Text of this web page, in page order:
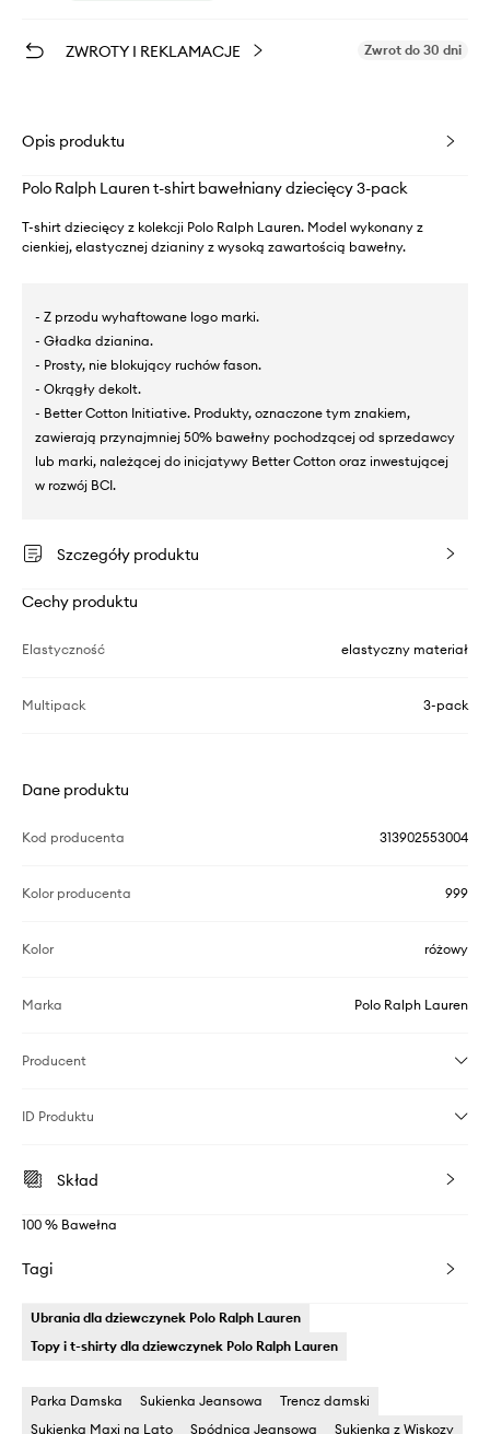
ZWROTY I REKLAMACJE Zwrot do 30 dni
Opis produktu
Polo Ralph Lauren t-shirt bawełniany dziecięcy 3-pack
T-shirt dziecięcy z kolekcji Polo Ralph Lauren. Model wykonany z
cienkiej, elastycznej dzianiny z wysoką zawartością bawełny.
- Z przodu wyhaftowane logo marki.
- Gładka dzianina.
- Prosty, nie blokujący ruchów fason.
- Okrągły dekolt.
- Better Cotton Initiative. Produkty, oznaczone tym znakiem,
zawierają przynajmniej 50% bawełny pochodzącej od sprzedawcy
lub marki, należącej do inicjatywy Better Cotton oraz inwestującej
w rozwój BCI.
Szczegóły produktu
Cechy produktu
Elastyczność elastyczny materiał
Multipack 3-pack
Dane produktu
Kod producenta 313902553004
Kolor producenta 999
Kolor różowy
Marka Polo Ralph Lauren
Producent
ID Produktu
Skład
100 % Bawełna
Tagi
Ubrania dla dziewczynek Polo Ralph Lauren
Topy i t-shirty dla dziewczynek Polo Ralph Lauren
Parka Damska Sukienka Jeansowa
Trencz damski
Sukienka Maxi na Lato
Spódnica Jeansowa Sukienka z Wiskozy